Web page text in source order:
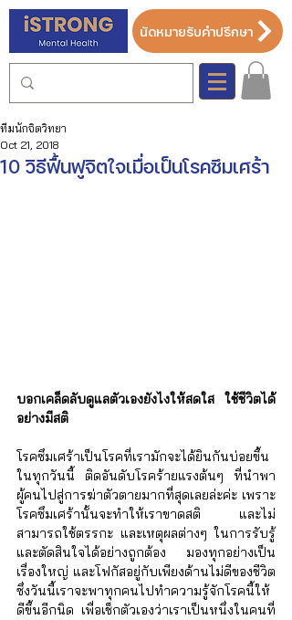
นัดหมายรับคำปรึกษา
10 วิธีฟื้นฟูจิตใจเมื่อเป็นโรคซึมเศร้า
ทีมนักจิตวิทยา
Oct 21, 2018
บอกเคล็ดลับดูแลตัวเองยังไงให้สดใส ใช้ชีวิตได้
อย่างมีสติ
โรคซึมเศร้าเป็นโรคที่เรามักจะได้ยินกันบ่อยขึ้น
ในทุกวันนี้ ติดอันดับโรคร้ายแรงต้นๆ ที่นำพา
ผู้คนไปสู่การฆ่าตัวตายมากที่สุดเลยล่ะค่ะ เพราะ
โรคซึมเศร้านั้นจะทำให้เราขาดสติ และไม่
สามารถใช้ตรรกะ และเหตุผลต่างๆ ในการรับรู้
และตัดสินใจได้อย่างถูกต้อง มองทุกอย่างเป็น
เรื่องใหญ่ และโฟกัสอยู่กับเพียงด้านไม่ดีของชีวิต
ซึ่งวันนี้เราจะพาทุกคนไปทำความรู้จักโรคนี้ให้
ดีขึ้นอีกนิด เพื่อเช็กตัวเองว่าเราเป็นหนึ่งในคนที่